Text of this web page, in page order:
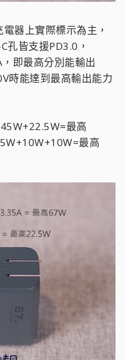
器上實際標示為主，
孔皆支援PD3.0，
即最高分別能輸出
時能達到最高輸出能力
最高
最高